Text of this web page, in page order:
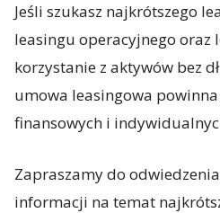
Jeśli szukasz najkrótszego
leasingu operacyjnego oraz
korzystanie z aktywów bez
umowa leasingowa
finansowych i
Zapraszamy do
informacji na temat